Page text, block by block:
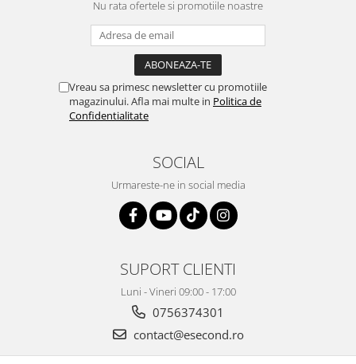
Nu rata ofertele si promotiile noastre
Vreau sa primesc newsletter cu promotiile
magazinului. Afla mai multe in Politica de
Confidentialitate
SOCIAL
Urmareste-ne in social media
SUPORT CLIENTI
Luni - Vineri 09:00 - 17:00
0756374301
contact@esecond.ro